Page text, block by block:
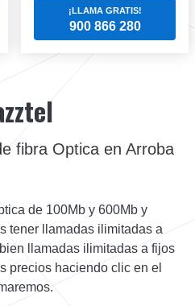
¡LLAMA GRATIS!
900 866 280
fibra Optica en Arroba
de 100Mb y 600Mb y
tener llamadas ilimitadas a
llamadas ilimitadas a fijos
precios haciendo clic en el